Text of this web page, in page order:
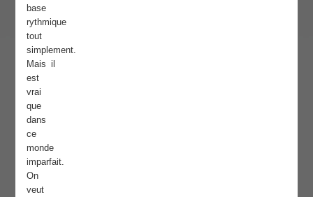
base
rythmique
tout
simplement.
Mais il
est
vrai
que
dans
ce
monde
imparfait.
On
veut